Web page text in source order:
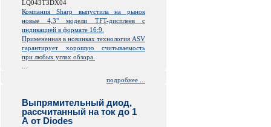
LQ043T3DX04
Компания Sharp выпустила на рынок
новые 4,3" модели TFT-дисплеев с
индикацией в формате 16:9.
Примененная в новинках технология ASV
гарантирует хорошую считываемость
при любых углах обзора.
подробнее ...
Выпрямительный диод,
рассчитанный на ток до 1
А от Diodes